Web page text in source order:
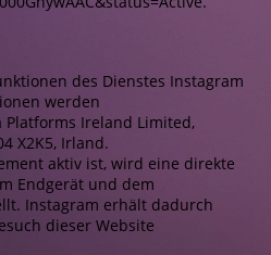
des Dienstes Instagram
werden
Ireland Limited,
X2K5, Irland.
aktiv ist, wird eine direkte
Endgerät und dem
Instagram erhält dadurch
dieser Website